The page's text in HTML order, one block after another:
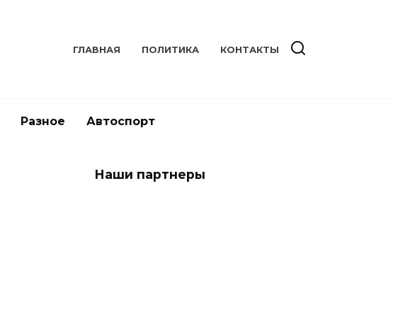
ГЛАВНАЯ ПОЛИТИКА КОНТАКТЫ
Разное Автоспорт
Наши партнеры